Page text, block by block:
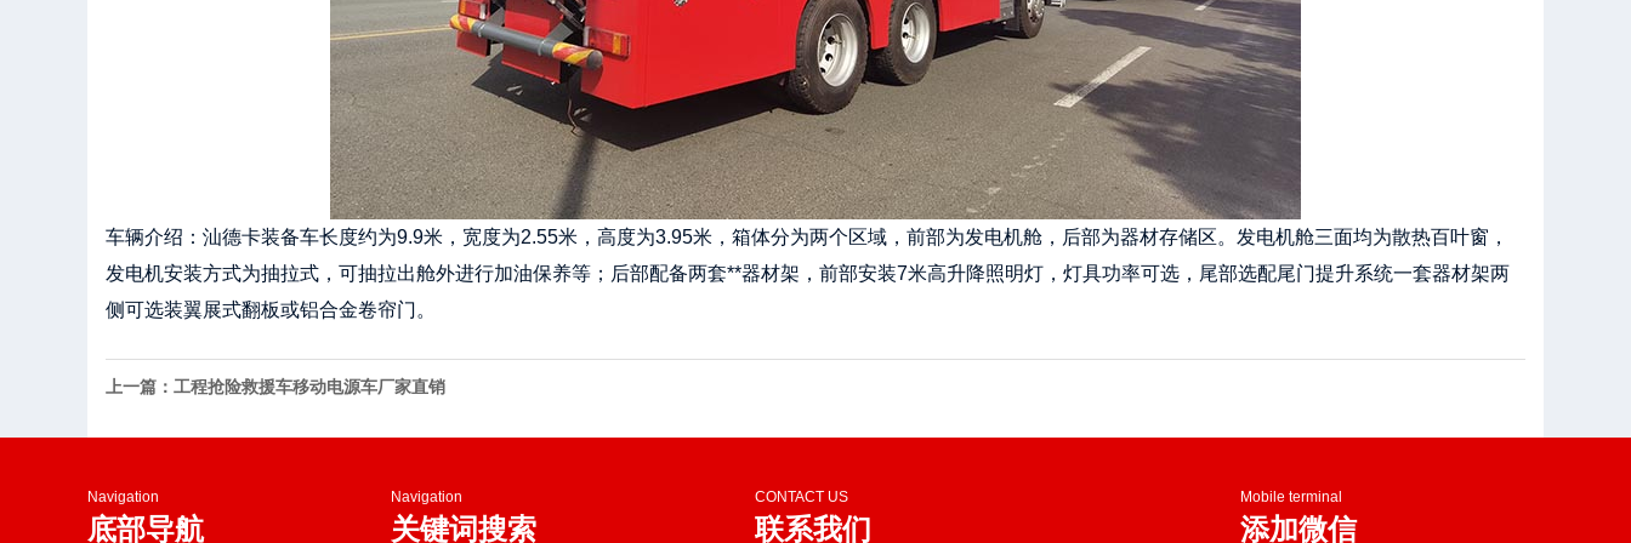
车辆介绍：汕德卡装备车长度约为9.9米，宽度为2.55米，高度为3.95米，箱体分为两个区域，前部为发电机舱，后部为器材存储区。发电机舱三面均为散热百叶窗，
发电机安装方式为抽拉式，可抽拉出舱外进行加油保养等；后部配备两套**器材架，前部安装7米高升降照明灯，灯具功率可选，尾部选配尾门提升系统一套器材架两
侧可选装翼展式翻板或铝合金卷帘门。
上一篇：工程抢险救援车移动电源车厂家直销
Navigation
底部导航
Navigation
关键词搜索
CONTACT US
联系我们
Mobile terminal
添加微信